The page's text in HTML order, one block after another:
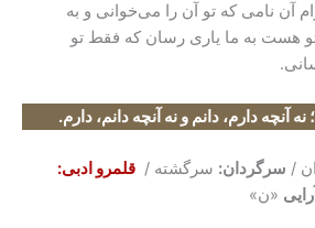
آن نامی که تو آن را می‌خوانی و به
هست به ما یاری رسان که فقط تو
آنچه دارم، دانم و نه آنچه دانم، دارم.
/ سرگردان: سرگشته / قلمرو ادبی:
«ن»